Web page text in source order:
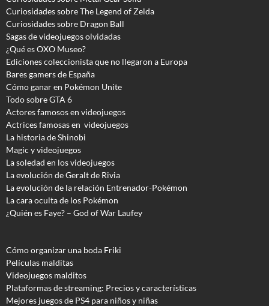
Curiosidades sobre The Legend of Zelda
Curiosidades sobre Dragon Ball
Sagas de videojuegos olvidadas
¿Qué es OXO Museo?
Ediciones coleccionista que no llegaron a Europa
Bares gamers de España
Cómo ganar en Pokémon Unite
Todo sobre GTA 6
Actores famosos en videojuegos
Actrices famosas en videojuegos
La historia de Shinobi
Magic y videojuegos
La soledad en los videojuegos
La evolución de Geralt de Rivia
La evolución de la relación Entrenador-Pokémon
La cara oculta de los Pokémon
¿Quién es Faye? – God of War Laufey
Cómo organizar una boda Friki
Películas malditas
Videojuegos malditos
Plataformas de streaming: Precios y características
Mejores juegos de PS4 para niños y niñas